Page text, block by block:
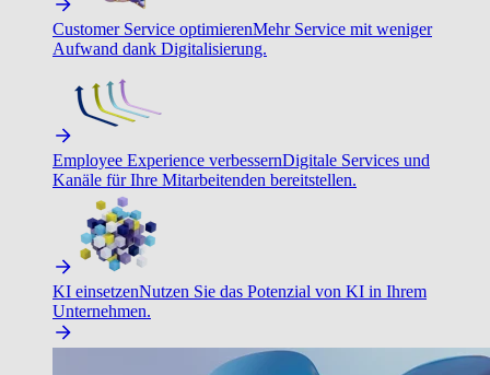
Customer Service optimierenMehr Service mit weniger
Aufwand dank Digitalisierung.
Employee Experience verbessernDigitale Services und
Kanäle für Ihre Mitarbeitenden bereitstellen.
KI einsetzenNutzen Sie das Potenzial von KI in Ihrem
Unternehmen.